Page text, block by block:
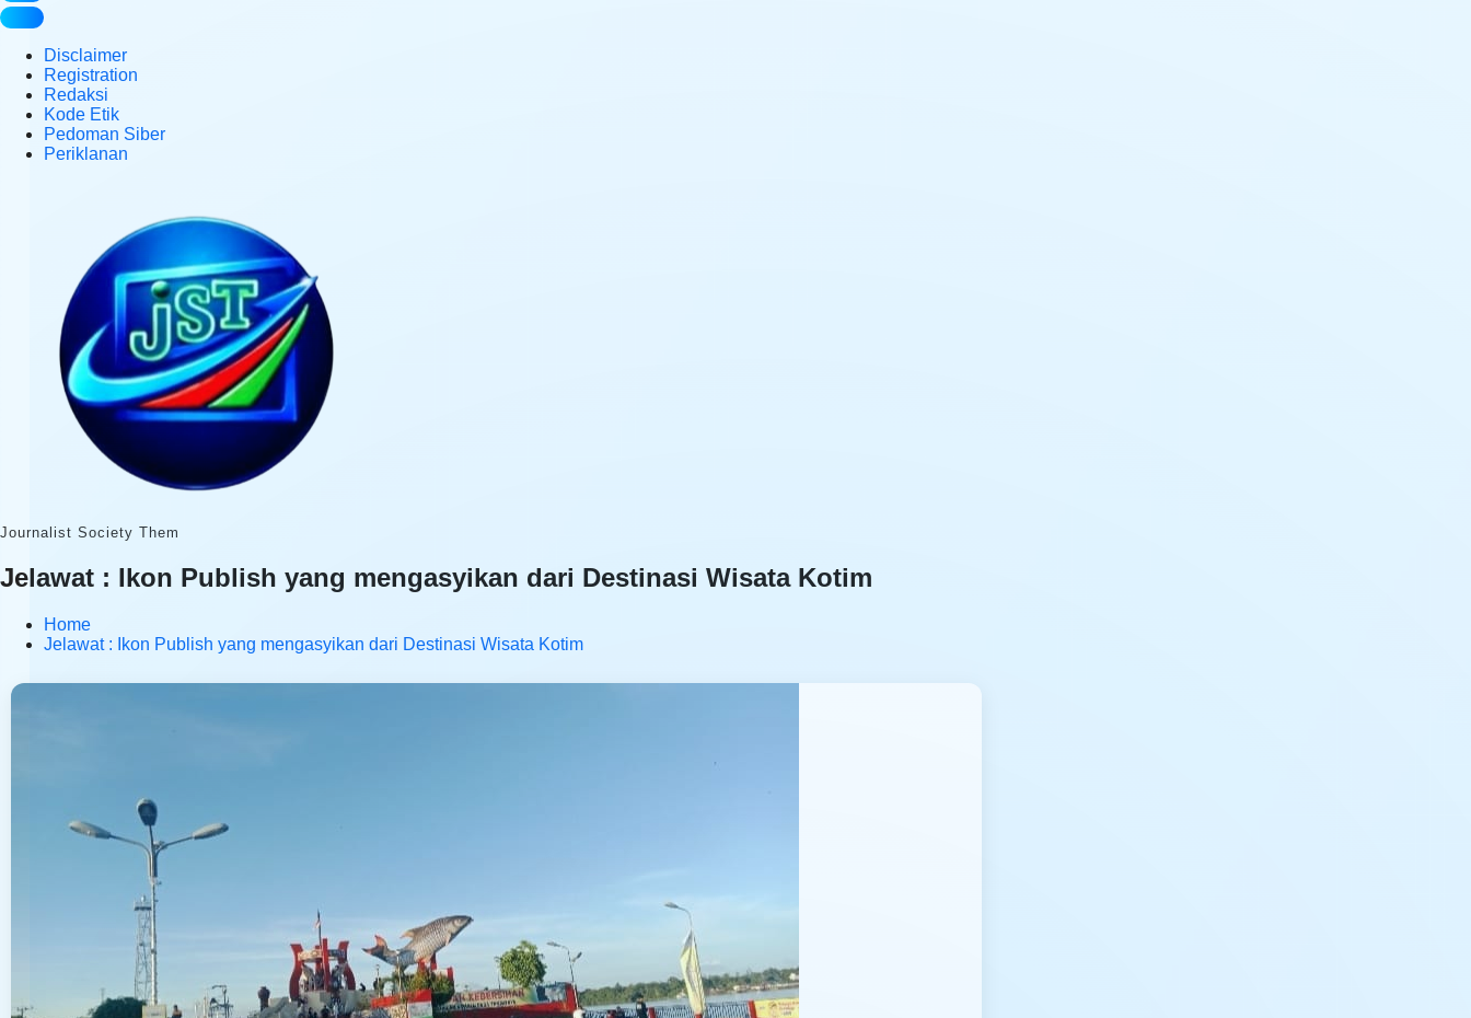
Disclaimer
Registration
Redaksi
Kode Etik
Pedoman Siber
Periklanan
Journalist Society Them
Jelawat : Ikon Publish yang mengasyikan dari Destinasi Wisata Kotim
Home
Jelawat : Ikon Publish yang mengasyikan dari Destinasi Wisata Kotim